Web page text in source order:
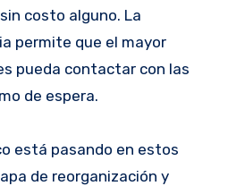
costo alguno. La
permite que el mayor
pueda contactar con las
de espera.
está pasando en estos
de reorganización y